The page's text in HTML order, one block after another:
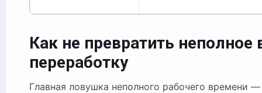
Как не превратить
переработку
Главная ловушка неполного рабочего времени